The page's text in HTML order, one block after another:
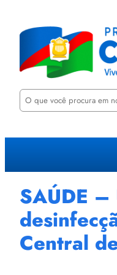
P
u
a
SAÚDE
Central